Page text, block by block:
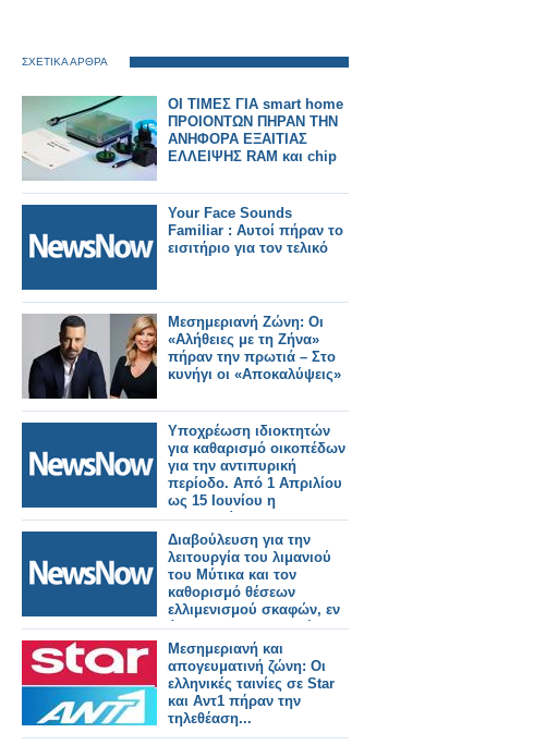
ΣΧΕΤΙΚΑ ΑΡΘΡΑ
ΟΙ ΤΙΜΕΣ ΓΙΑ smart home
ΠΡΟΙΟΝΤΩΝ ΠΗΡΑΝ ΤΗΝ
ΑΝΗΦΟΡΑ ΕΞΑΙΤΙΑΣ
ΕΛΛΕΙΨΗΣ RAM και chip
Your Face Sounds
Familiar : Αυτοί πήραν το
εισιτήριο για τον τελικό
Μεσημεριανή Ζώνη: Οι
«Αλήθειες με τη Ζήνα»
πήραν την πρωτιά – Στο
κυνήγι οι «Αποκαλύψεις»
Υποχρέωση ιδιοκτητών
για καθαρισμό οικοπέδων
για την αντιπυρική
περίοδο. Από 1 Απριλίου
ως 15 Ιουνίου η
προθεσμία.
Διαβούλευση για την
λειτουργία του λιμανιού
του Μύτικα και τον
καθορισμό θέσεων
ελλιμενισμού σκαφών, εν
όψει της καλοκαιρινής
περιόδου. Προθεσμία
διαβούλευσης έως 20
Μαρτίου 2026.
Μεσημεριανή και
απογευματινή ζώνη: Οι
ελληνικές ταινίες σε Star
και Αντ1 πήραν την
τηλεθέαση...